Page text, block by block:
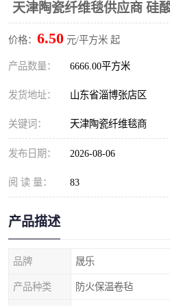
天津陶瓷纤维毯供应商 硅
价格： 6.50 元/平方米 起
产品数量： 6666.00平方米
发货地址： 山东省淄博张店区
关键词： 天津陶瓷纤维毯商
发布日期： 2026-08-06
阅 读 量： 83
产品描述
品牌 晟乐
产品种类 防火保温卷毡